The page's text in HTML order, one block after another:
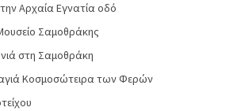
Αρχαία Εγνατία οδό
Σαμοθράκης
στη Σαμοθράκη
Κοσμοσώτειρα των Φερών